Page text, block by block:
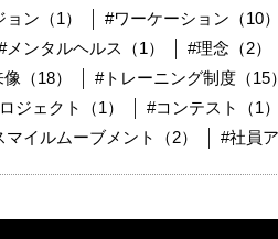
ン（1） #ワーケーション（10）
メンタルヘルス（1） #理念（2）
（18） #トレーニング制度（15）
ジェクト（1）
#コンテスト（1）
イルムーブメント（2） #社員